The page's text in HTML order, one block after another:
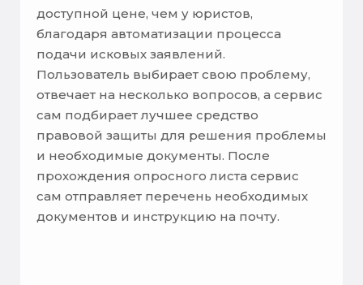
доступной цене, чем у юристов,
благодаря автоматизации процесса
подачи исковых заявлений.
Пользователь выбирает свою проблему,
отвечает на несколько вопросов, а сервис
сам подбирает лучшее средство
правовой защиты для решения проблемы
и необходимые документы. После
прохождения опросного листа сервис
сам отправляет перечень необходимых
документов и инструкцию на почту.